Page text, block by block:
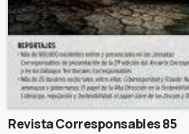
Revista Corresponsables 85